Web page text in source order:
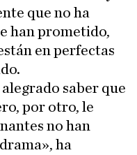
que no ha
han prometido,
en perfectas
saber que
por otro, le
no han
ha